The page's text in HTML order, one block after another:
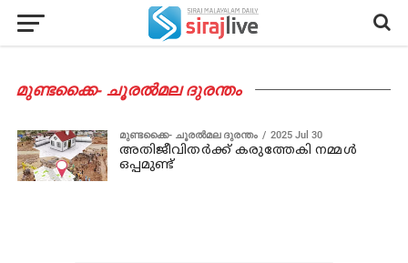
മുണ്ടക്കൈ- ചൂരല്‍മല ദുരന്തം
മുണ്ടക്കൈ- ചൂരല്‍മല ദുരന്തം 2025 Jul 30
അതിജീവിതര്‍ക്ക് കരുത്തേകി നമ്മൾ
ഒപ്പമുണ്ട്